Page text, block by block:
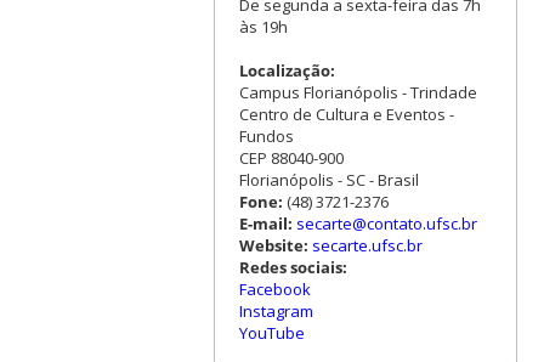
De segunda a sexta-feira das 7h
às 19h
Localização:
Campus Florianópolis - Trindade
Centro de Cultura e Eventos -
Fundos
CEP 88040-900
Florianópolis - SC - Brasil
Fone: (48) 3721-2376
E-mail: secarte@contato.ufsc.br
Website: secarte.ufsc.br
Redes sociais:
Facebook
Instagram
YouTube